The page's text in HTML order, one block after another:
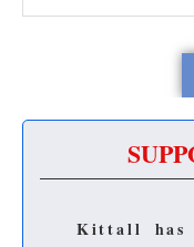
Kittall has